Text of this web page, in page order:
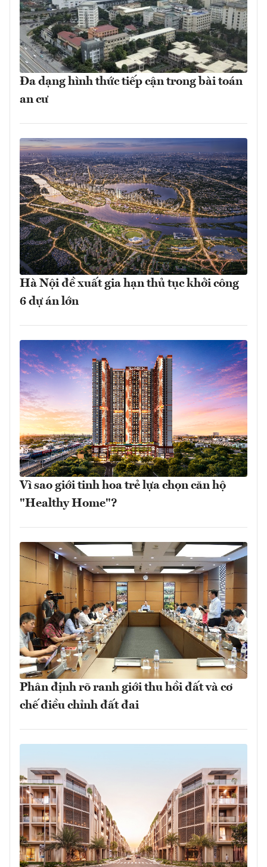
Đa dạng hình thức tiếp cận trong bài toán
an cư
Hà Nội đề xuất gia hạn thủ tục khởi công
6 dự án lớn
Vì sao giới tinh hoa trẻ lựa chọn căn hộ
"Healthy Home"?
Phân định rõ ranh giới thu hồi đất và cơ
chế điều chỉnh đất đai